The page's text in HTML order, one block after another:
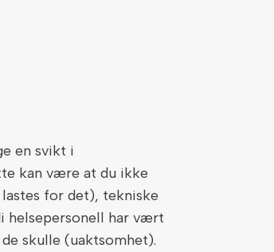
en svikt i
kan være at du ikke
for det), tekniske
helsepersonell har vært
skulle (uaktsomhet).